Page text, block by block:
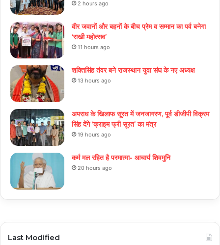
2 hours ago
वीर जवानों और बहनों के बीच प्रेम व सम्मान का पर्व बनेगा
‘राखी महोत्सव’
11 hours ago
शक्तिसिंह तंवर बने राजस्थान युवा संघ के नए अध्यक्ष
13 hours ago
अपराध के खिलाफ सूरत में जनजागरण, पूर्व डीजीपी विक्रम
सिंह देंगे ‘क्राइम फ्री सूरत’ का मंत्र
19 hours ago
कर्म मल रहित है परमात्मा- आचार्य शिवमुनि
20 hours ago
Last Modified